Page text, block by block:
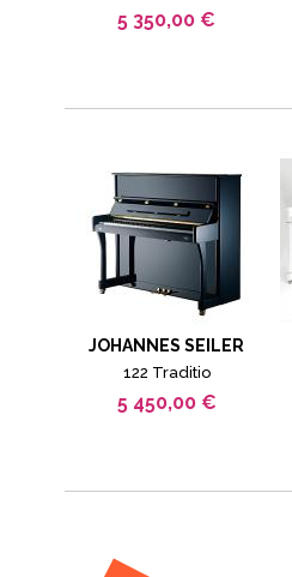
5 350,00 €
JOHANNES SEILER
122 Traditio
5 450,00 €